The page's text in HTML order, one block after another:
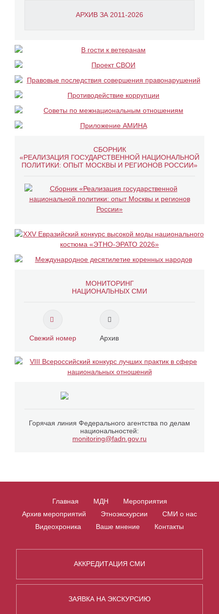
АРХИВ ЗА 2011-2026
СБОРНИК
«РЕАЛИЗАЦИЯ ГОСУДАРСТВЕННОЙ НАЦИОНАЛЬНОЙ
ПОЛИТИКИ: ОПЫТ МОСКВЫ И РЕГИОНОВ РОССИИ»
МОНИТОРИНГ
НАЦИОНАЛЬНЫХ СМИ
Свежий номер Архив
Горячая линия Федерального агентства по делам
национальностей:
monitoring@fadn.gov.ru
Главная МДН
Мероприятия
Архив мероприятий
Этноэкскурсии
СМИ о нас
Видеохроника
Ваше мнение Контакты
АККРЕДИТАЦИЯ СМИ
ЗАЯВКА НА ЭКСКУРСИЮ